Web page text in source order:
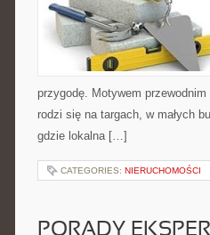
przygodę. Motywem
rodzi się na targach, w małych
gdzie lokalna […]
CATEGORIES: NIERUCHOMOŚCI
PORADY